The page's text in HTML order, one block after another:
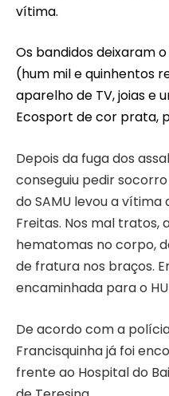
vítima.
Os bandidos deixaram
(hum mil e quinhentos
aparelho de TV, joias e
Ecosport de cor prata,
Depois da fuga dos
conseguiu pedir
do SAMU levou a
Freitas. Nos mal tratos,
hematomas no corpo,
de fratura nos braços.
encaminhada para o
De acordo com a
Francisquinha já foi
frente ao Hospital do